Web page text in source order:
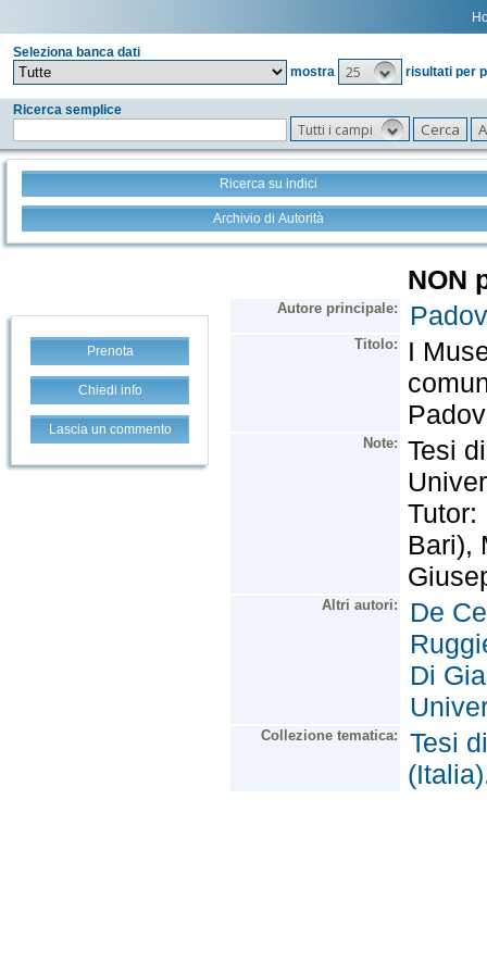
Seleziona banca dati
mostra
25 risultati per
Ricerca semplice
Tutti i campi
Ricerca su indici
Archivio di Autorità
Prenota
Chiedi info
Lascia un commento